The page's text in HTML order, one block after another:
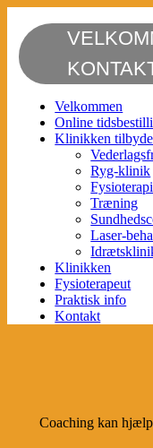
content
Højfyns Fysioterapi
Fysioterapi,
hoejfynsfysioterapi.dk,
overenskomst med
Hovedpine,
Velkommen
Online
Klinikken
Ryg-klinik
Fysioterapi
Træning
Laser-
Klinikken
Fysioterapeut
Praktisk info
Kontakt
Coaching kan